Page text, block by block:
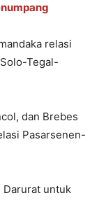
relasi
Tegal-
dan Brebes
Pasarsenen-
Darurat untuk